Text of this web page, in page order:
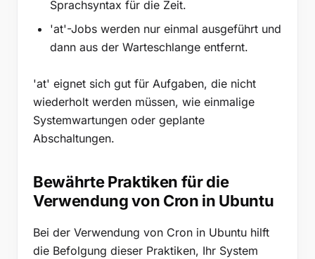
Sprachsyntax für die Zeit.
'at'-Jobs werden nur einmal ausgeführt und
dann aus der Warteschlange entfernt.
'at' eignet sich gut für Aufgaben, die nicht
wiederholt werden müssen, wie einmalige
Systemwartungen oder geplante
Abschaltungen.
Bewährte Praktiken für die
Verwendung von Cron in Ubuntu
Bei der Verwendung von Cron in Ubuntu hilft
die Befolgung dieser Praktiken, Ihr System